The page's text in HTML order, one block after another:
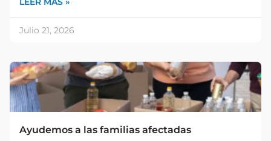
Julio 21, 2026
Ayudemos a las familias afectadas